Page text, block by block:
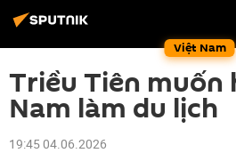
Việt Nam
Triều Tiên muốn
Nam làm du lịch
19:45 04.06.2026